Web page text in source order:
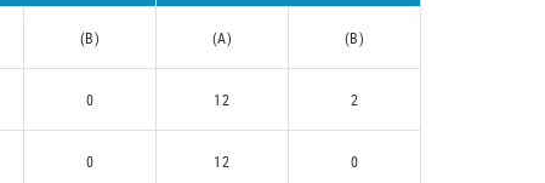
(B) (A) (B)
0 12 2
0 12 0